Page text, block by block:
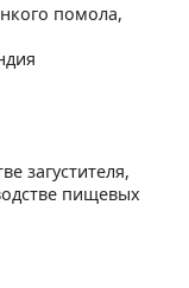
помола,
загустителя,
пищевых